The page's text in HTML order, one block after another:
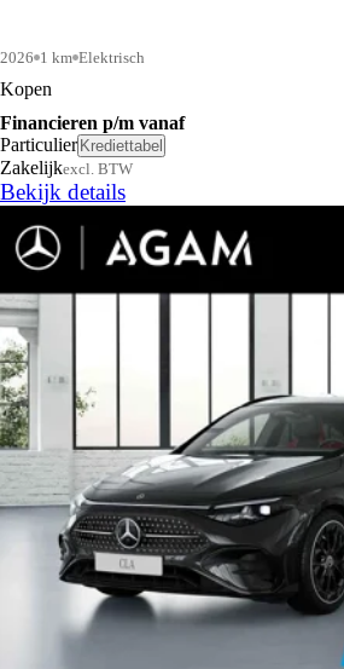
2026 1 km Elektrisch
Kopen
Financieren p/m vanaf
Particulier Krediettabel
Zakelijkexcl. BTW
Bekijk details